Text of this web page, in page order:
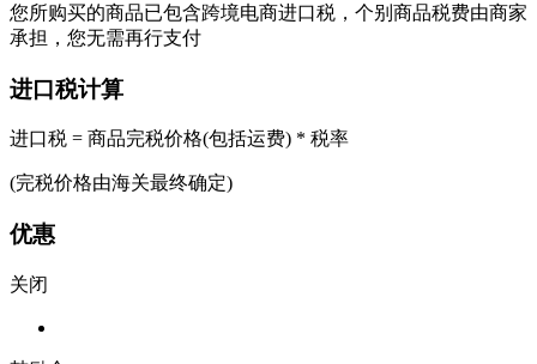
您所购买的商品已包含跨境电商进口税，个别商品税费由商家
承担，您无需再行支付
进口税计算
进口税 = 商品完税价格(包括运费) * 税率
(完税价格由海关最终确定)
优惠
关闭